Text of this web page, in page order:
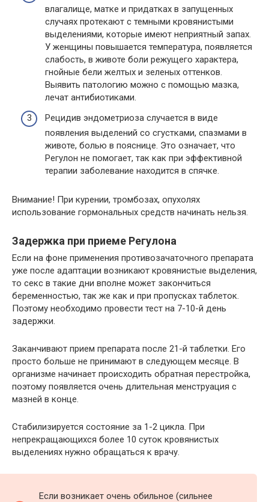
влагалище, матке и придатках в запущенных
случаях протекают с темными кровянистыми
выделениями, которые имеют неприятный запах.
У женщины повышается температура, появляется
слабость, в животе боли режущего характера,
гнойные бели желтых и зеленых оттенков.
Выявить патологию можно с помощью мазка,
лечат антибиотиками.
Рецидив эндометриоза случается в виде
появления выделений со сгустками, спазмами в
животе, болью в пояснице. Это означает, что
Регулон не помогает, так как при эффективной
терапии заболевание находится в спячке.
Внимание! При курении, тромбозах, опухолях
использование гормональных средств начинать нельзя.
Задержка при приеме Регулона
Если на фоне применения противозачаточного препарата
уже после адаптации возникают кровянистые выделения,
то секс в такие дни вполне может закончиться
беременностью, так же как и при пропусках таблеток.
Поэтому необходимо провести тест на 7-10-й день
задержки.
Заканчивают прием препарата после 21-й таблетки. Его
просто больше не принимают в следующем месяце. В
организме начинает происходить обратная перестройка,
поэтому появляется очень длительная менструация с
мазней в конце.
Стабилизируется состояние за 1-2 цикла. При
непрекращающихся более 10 суток кровянистых
выделениях нужно обращаться к врачу.
Если возникает очень обильное (сильнее